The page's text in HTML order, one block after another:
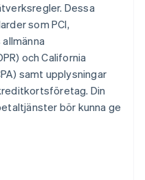
Dessa
som PCI,
och California
samt upplysningar
Din
bör kunna ge